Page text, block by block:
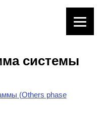
системы
(Others phase